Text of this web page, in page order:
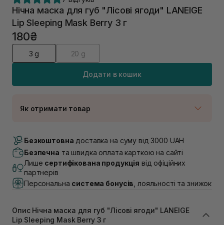
Нічна маска для губ "Лісові ягоди" LANEIGE
Lip Sleeping Mask Berry 3 г
180₴
3 g 20 g
Додати в кошик
Як отримати товар
В наявності
Самовивіз м. Луцьк, вул. Винниченка 4
В наявності
Самовивіз м. Львів, вул. Академіка Підстригача, 1В
(Duck’s Lake)
В наявності
В наявності
Самовивіз м. Львів, вул. Степана Бандери 45
Безкоштовна доставка на суму від 3000 UAH
Безпечна та швидка оплата карткою на сайті
Лише сертифікована продукція від офіційних
партнерів
Персональна система бонусів , лояльності та знижок
Опис Нічна маска для губ "Лісові ягоди" LANEIGE
Lip Sleeping Mask Berry 3 г